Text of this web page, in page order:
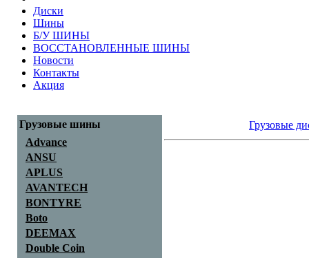
Диски
Шины
Б/У ШИНЫ
ВОССТАНОВЛЕННЫЕ ШИНЫ
Новости
Контакты
Акция
Грузовые шины
Advance
ANSU
APLUS
AVANTECH
BONTYRE
Boto
DEEMAX
Double Coin
Грузовые